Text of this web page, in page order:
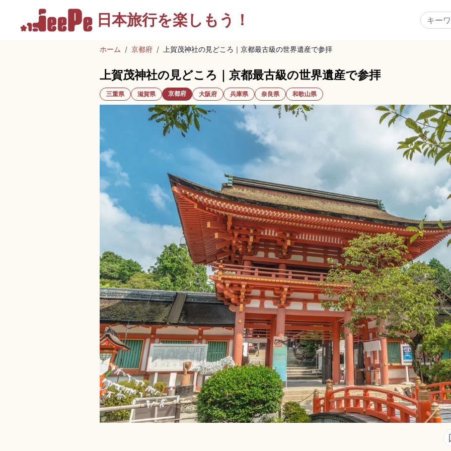
日本旅行を楽しもう！
ホーム / 京都府 / 上賀茂神社の見どころ｜京都最古級の世界遺産で参拝
上賀茂神社の見どころ｜京都最古級の世界遺産で参拝
三重県 滋賀県 京都府 大阪府 兵庫県 奈良県 和歌山県